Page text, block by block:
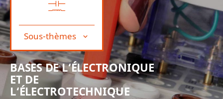
Sous-thèmes
BASES DE L‘ÉLECTRONIQUE
ET DE
L‘ÉLECTROTECHNIQUE